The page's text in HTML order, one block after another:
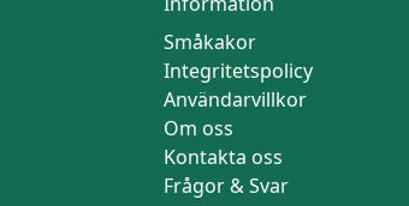
Småkakor
Integritetspolicy
Användarvillkor
Om oss
Kontakta oss
Frågor & Svar